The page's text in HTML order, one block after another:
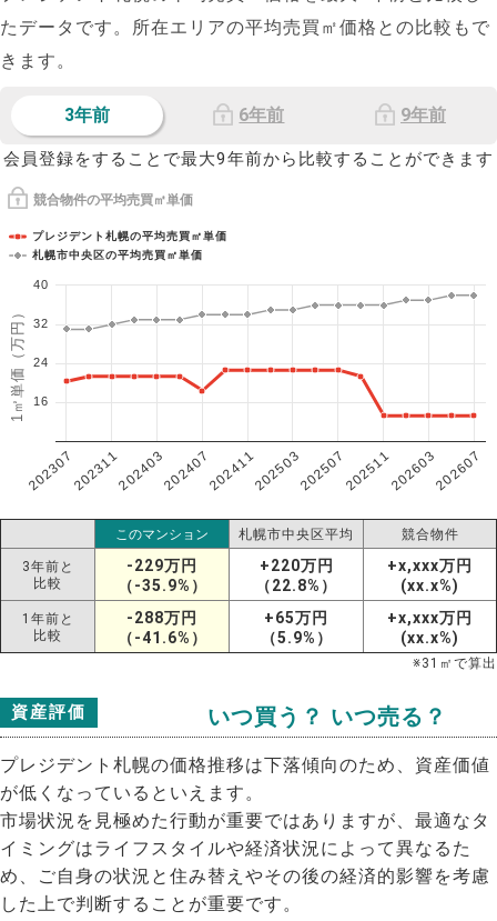
たデータです。所在エリアの平均売買㎡価格との比較もで
きます。
3年前 6年前 9年前
会員登録をすることで最大9年前から比較することができます
競合物件の平均売買㎡単価
1㎡単価（万円）
プレジデント札幌の平均売買㎡単価
札幌市中央区の平均売買㎡単価
202307202311202403202407202411202503202507202511202603202607
16
24
32
40
このマンション 札幌市中央区平均 競合物件
3年前と
比較
-229万円
（-35.9%）
+220万円
（22.8%）
+x,xxx万円
(xx.x%)
1年前と
比較
-288万円
（-41.6%）
+65万円
（5.9%）
+x,xxx万円
(xx.x%)
※31 ㎡で算出
資産評価 いつ買う？ いつ売る？
プレジデント札幌の価格推移は下落傾向のため、資産価値
が低くなっているといえます。
市場状況を見極めた行動が重要ではありますが、最適なタ
イミングはライフスタイルや経済状況によって異なるた
め、ご自身の状況と住み替えやその後の経済的影響を考慮
した上で判断することが重要です。